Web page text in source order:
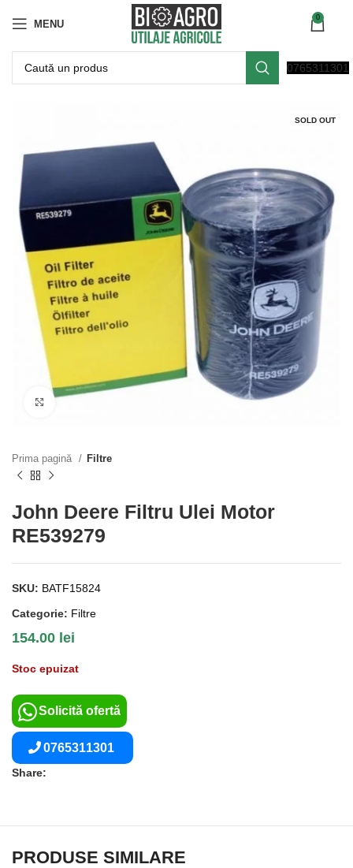
MENU
0
0765311301
SOLD OUT
Click to enlarge
Prima pagină Filtre
John Deere Filtru Ulei Motor
RE539279
SKU: BATF15824
Categorie: Filtre
154.00 lei
Stoc epuizat
Solicită ofertă
0765311301
Share:
PRODUSE SIMILARE